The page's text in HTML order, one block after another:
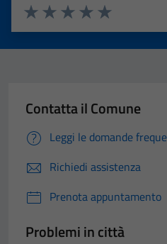
Valuta 5 stelle
Valuta 4 stelle su
Valuta 3 stelle su 5
Valuta 2 stelle su 5
Valuta 1 stelle su 5
Contatta il Comune
Leggi le domande
Richiedi assistenza
Prenota appuntamento
Problemi in città